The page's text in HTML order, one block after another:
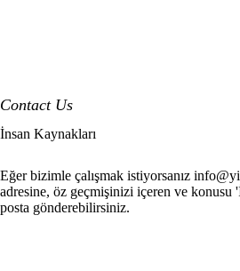
Contact Us
İnsan Kaynakları
Eğer bizimle çalışmak istiyorsanız
adresine, öz geçmişinizi içeren ve konusu
posta gönderebilirsiniz.